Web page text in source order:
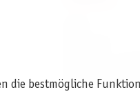
Batterie- und
die bestmögliche